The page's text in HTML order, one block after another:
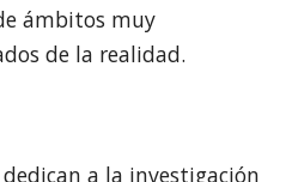
ámbitos muy
de la realidad.
a la investigación